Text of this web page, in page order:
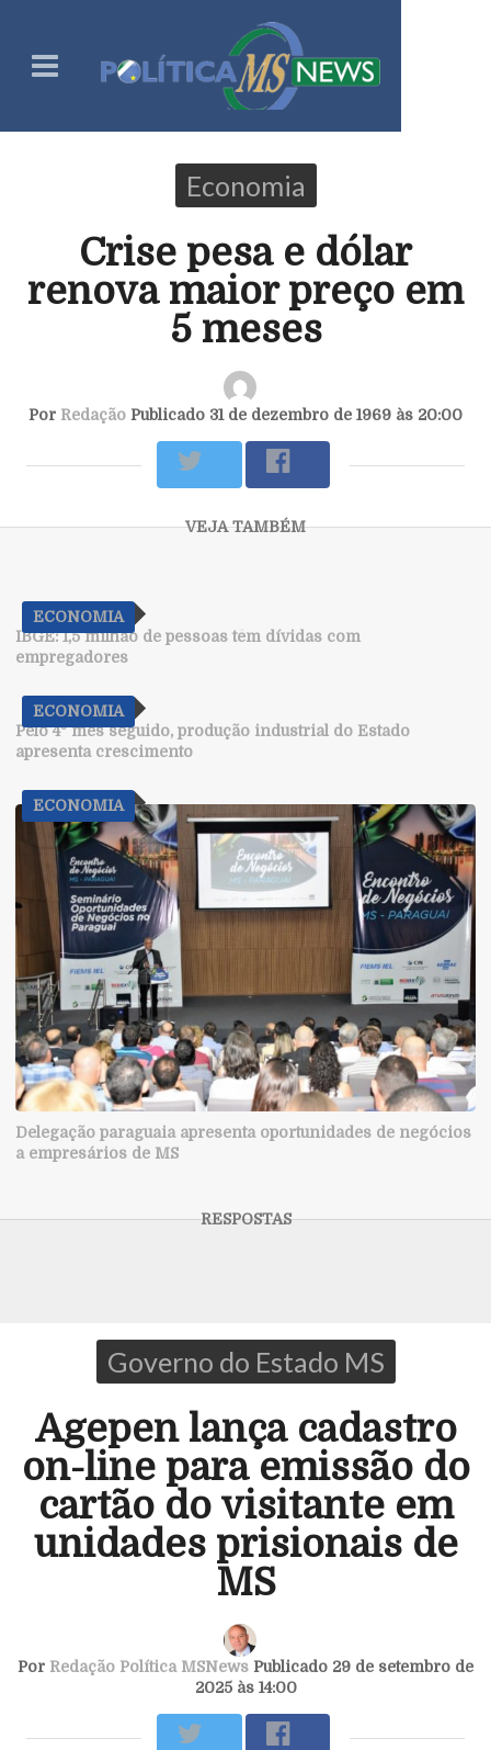
Economia
Crise pesa e dólar
renova maior preço em
5 meses
Por Redação Publicado 31 de dezembro de 1969 às 20:00
ECONOMIA
IBGE: 1,5 milhão de pessoas têm dívidas com
empregadores
ECONOMIA
Pelo 4º mês seguido, produção industrial do Estado
apresenta crescimento
ECONOMIA
Delegação paraguaia apresenta oportunidades de negócios
a empresários de MS
Governo do Estado MS
Agepen lança cadastro
on-line para emissão do
cartão do visitante em
unidades prisionais de
MS
Por Redação Política MSNews Publicado 29 de setembro de
2025 às 14:00